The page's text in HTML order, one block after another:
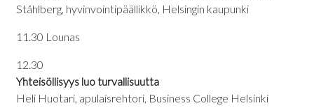
Ståhlberg, hyvinvointipäällikkö, Helsingin kaupunki
11.30 Lounas
12.30
Yhteisöllisyys luo turvallisuutta
Heli Huotari, apulaisrehtori, Business College Helsinki